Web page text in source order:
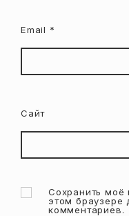
Email *
Сайт
Сохранить моё
этом браузере
комментариев.